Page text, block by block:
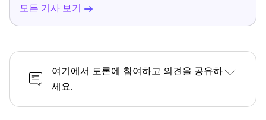
모든 기사 보기
여기에서 토론에 참여하고 의견을 공유하
세요.